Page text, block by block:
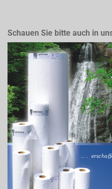
Schauen Sie bitte auch in